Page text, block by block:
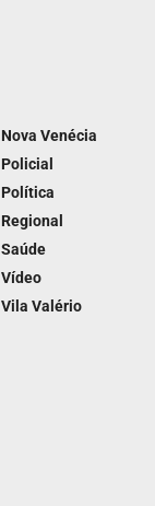
Nova Venécia
Policial
Política
Regional
Saúde
Vídeo
Vila Valério